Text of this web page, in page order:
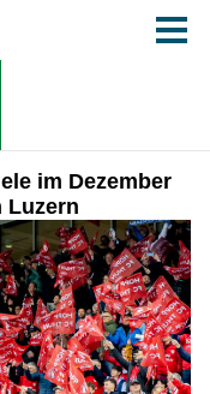
im Dezember
Luzern